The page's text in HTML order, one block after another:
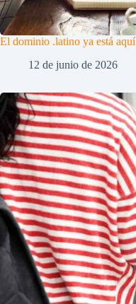
El dominio .latino ya está aquí
12 de junio de 2026